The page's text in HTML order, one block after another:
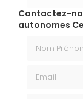
Contactez-
autonomes